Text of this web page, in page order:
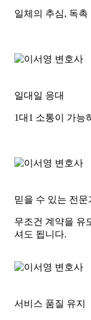
일체의 추심, 독
일대일 응대
1대1 소통이 가능
믿을 수 있는 전문
무조건 계약을 유
셔도 됩니다.
서비스 품질 유지